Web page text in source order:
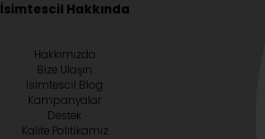
İsimtescil Hakkında
Hakkımızda
Bize Ulaşın
İsimtescil Blog
Kampanyalar
Destek
Kalite Politikamız